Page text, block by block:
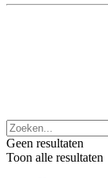
Geen resultaten
Toon alle resultaten